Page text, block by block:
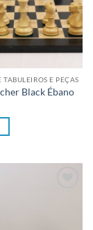
E PEÇAS
Black Ébano